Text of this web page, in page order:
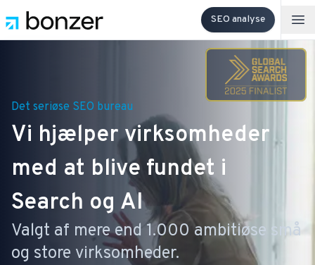
SEO analyse
Det seriøse SEO bureau
Vi hjælper virksomheder
med at blive fundet i
Search og AI
Valgt af mere end 1.000 ambitiøse små
og store virksomheder.